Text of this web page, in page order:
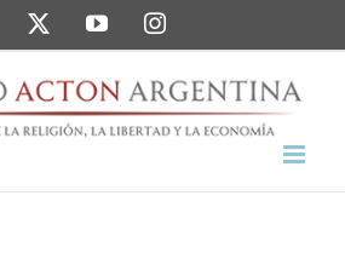
FacebookTwitterYouTubeInstagram